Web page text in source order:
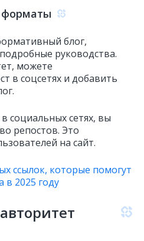
форматы
блог,
руководства.
можете
в соцсетях и добавить
социальных сетях, вы
репостов. Это
на сайт.
ссылок, которые помогут
в 2025 году